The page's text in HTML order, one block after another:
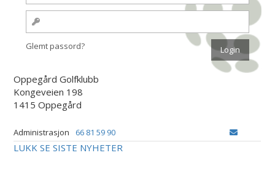
Glemt passord?
Oppegård Golfklubb
Kongeveien 198
1415 Oppegård
Administrasjon 66 81 59 90
LUKK SE SISTE NYHETER